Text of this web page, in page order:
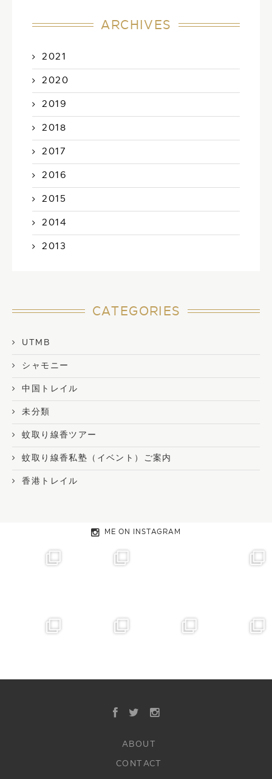
ARCHIVES
2021
2020
2019
2018
2017
2016
2015
2014
2013
CATEGORIES
UTMB
シャモニー
中国トレイル
未分類
蚊取り線香ツアー
蚊取り線香私塾（イベント）ご案内
香港トレイル
ME ON INSTAGRAM
ABOUT
CONTACT